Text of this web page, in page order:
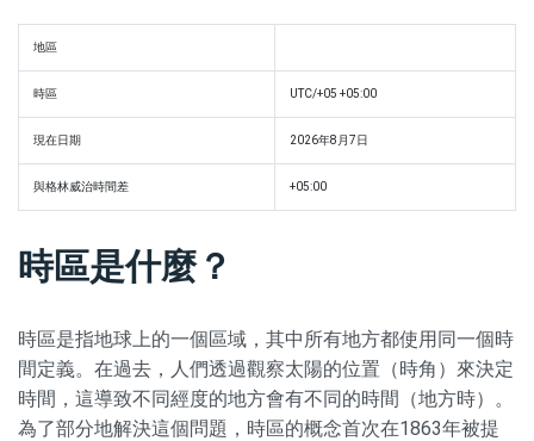
地區
時區 UTC/+05 +05:00
現在日期 2026年8月7日
與格林威治時間差 +05:00
時區是什麼？
時區是指地球上的一個區域，其中所有地方都使用同一個時
間定義。在過去，人們透過觀察太陽的位置（時角）來決定
時間，這導致不同經度的地方會有不同的時間（地方時）。
為了部分地解決這個問題，時區的概念首次在1863年被提